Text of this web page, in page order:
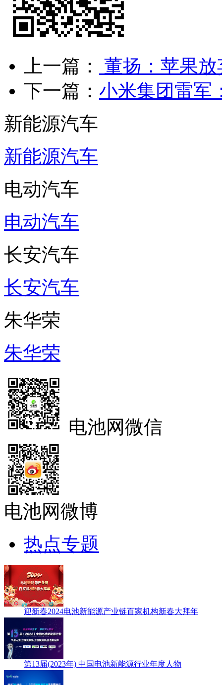
上一篇：
董扬：苹果
下一篇： 小米集团雷军
新能源汽车
新能源汽车
电动汽车
电动汽车
长安汽车
长安汽车
朱华荣
朱华荣
电池网微信
电池网微博
热点专题
迎新春2024电池新能源产业链百家机构新春大拜年
第13届(2023年) 中国电池新能源行业年度人物